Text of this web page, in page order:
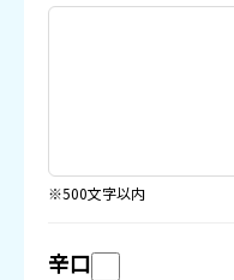
※500文字以内
辛口